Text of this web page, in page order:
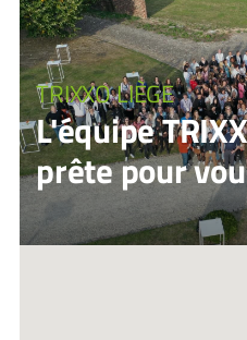
TRIXXO LIÈGE
L'équipe
prête pour